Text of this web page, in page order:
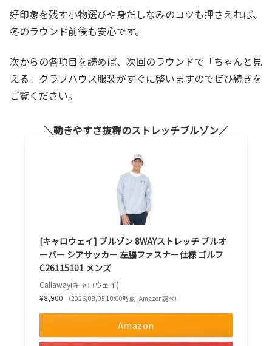
好印象を残す小物選びや身だしなみのコツも押さえれば、
冬のラウンド前後も安心です。
次からの各項目を読めば、次回のラウンドで「ちゃんと見
える」クラブハウス服装がすぐに整いますのでぜひ続きを
ご覧ください。
動きやすさ抜群のストレッチブルゾン
[キャロウェイ] ブルゾン 8WAYストレッチ プルオ
ーバー シアサッカー 左脇ファスナー仕様 ゴルフ
C26115101 メンズ
Callaway(キャロウェイ)
¥8,900
（2026/08/05 10:00時点 | Amazon調べ）
Amazon